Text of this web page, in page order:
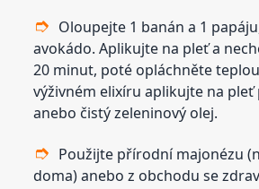
Oloupejte 1 banán a 1
avokádo. Aplikujte na pleť a
20 minut, poté opláchněte
výživném elixíru aplikujte na
anebo čistý zeleninový olej.
Použijte přírodní majonézu
doma) anebo z obchodu se